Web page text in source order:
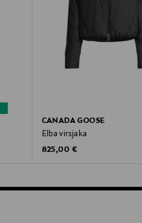
CANADA GOOSE
Elba virsjaka
Original Price
825,00 €